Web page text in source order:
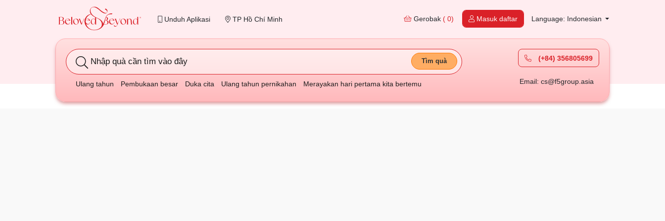
Unduh Aplikasi TP Hồ Chí Minh Gerobak ( 0) Masuk daftar Language: Indonesian
Nhập quà cần tìm vào đây Tìm quà
Ulang tahun Pembukaan besar Duka cita Ulang tahun pernikahan Merayakan hari pertama kita bertemu
(+84) 356805699
Email: cs@f5group.asia